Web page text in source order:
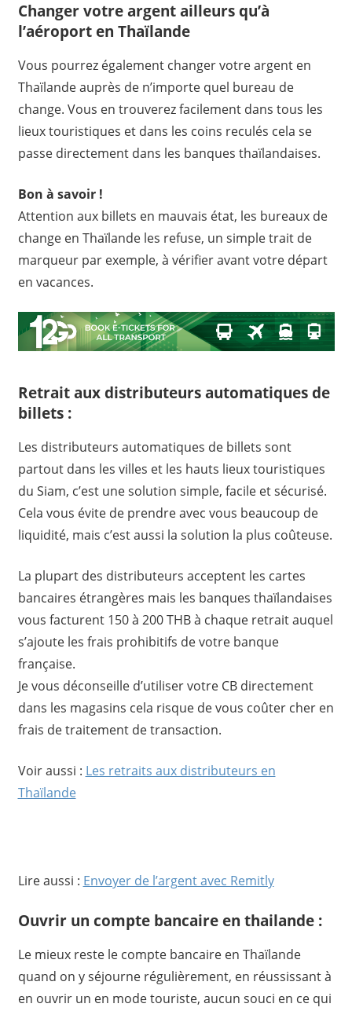
Changer votre argent ailleurs qu’à
l’aéroport en Thaïlande
Vous pourrez également changer votre argent en
Thaïlande auprès de n’importe quel bureau de
change. Vous en trouverez facilement dans tous les
lieux touristiques et dans les coins reculés cela se
passe directement dans les banques thaïlandaises.
Bon à savoir !
Attention aux billets en mauvais état, les bureaux de
change en Thaïlande les refuse, un simple trait de
marqueur par exemple, à vérifier avant votre départ
en vacances.
Retrait aux distributeurs automatiques de
billets:
Les distributeurs automatiques de billets sont
partout dans les villes et les hauts lieux touristiques
du Siam, c’est une solution simple, facile et sécurisé.
Cela vous évite de prendre avec vous beaucoup de
liquidité, mais c’est aussi la solution la plus coûteuse.
La plupart des distributeurs acceptent les cartes
bancaires étrangères mais les banques thaïlandaises
vous facturent 150 à 200 THB à chaque retrait auquel
s’ajoute les frais prohibitifs de votre banque
française.
Je vous déconseille d’utiliser votre CB directement
dans les magasins cela risque de vous coûter cher en
frais de traitement de transaction.
Voir aussi : Les retraits aux distributeurs en
Thaïlande
Lire aussi : Envoyer de l’argent avec Remitly
Ouvrir un compte bancaire en thailande :
Le mieux reste le compte bancaire en Thaïlande
quand on y séjourne régulièrement, en réussissant à
en ouvrir un en mode touriste, aucun souci en ce qui